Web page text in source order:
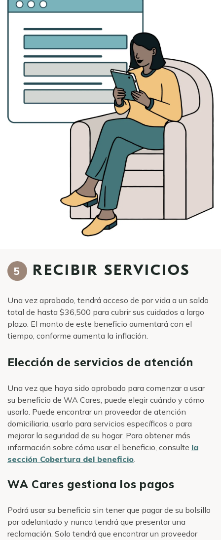
5 RECIBIR SERVICIOS
Una vez aprobado, tendrá acceso de por vida a un saldo
total de hasta $36,500 para cubrir sus cuidados a largo
plazo. El monto de este beneficio aumentará con el
tiempo, conforme aumenta la inflación.
Elección de servicios de atención
Una vez que haya sido aprobado para comenzar a usar
su beneficio de WA Cares, puede elegir cuándo y cómo
usarlo. Puede encontrar un proveedor de atención
domiciliaria, usarlo para servicios específicos o para
mejorar la seguridad de su hogar. Para obtener más
información sobre cómo usar el beneficio, consulte la
sección Cobertura del beneficio.
WA Cares gestiona los pagos
Podrá usar su beneficio sin tener que pagar de su bolsillo
por adelantado y nunca tendrá que presentar una
reclamación. Solo tendrá que encontrar un proveedor